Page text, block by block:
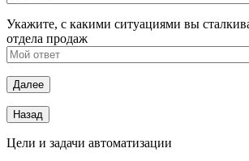
Укажите, с какими ситуациями вы
отдела продаж
Цели и задачи автоматизации